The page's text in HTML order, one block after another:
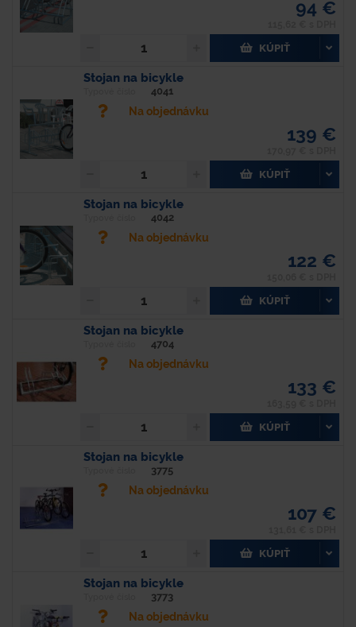
94 €
KÚPIŤ
Stojan na bicykle
4041
Na objednávku
139 €
KÚPIŤ
Stojan na bicykle
4042
Na objednávku
122 €
KÚPIŤ
Stojan na bicykle
4704
Na objednávku
133 €
KÚPIŤ
Stojan na bicykle
3775
Na objednávku
107 €
KÚPIŤ
Stojan na bicykle
3773
Na objednávku